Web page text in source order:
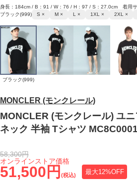
MONCLER (モンクレール)
MONCLER (モンクレール) ユ
ネック 半袖 Tシャツ
51,500円 (税込) 最大12%OFF
オンラインストア価格
58,300円
身長：184cm / B：91 / W：76 / H：97 / S：27.0cm 着用サ
ブラック(999)
S × M × L × 1XL × 2XL ×
ブラック(999)